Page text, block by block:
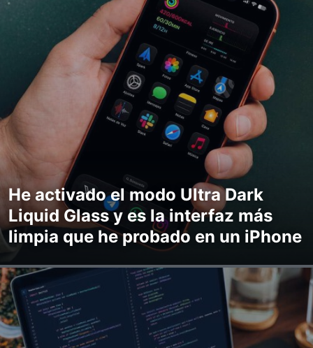
He activado el modo Ultra Dark
Liquid Glass y es la interfaz más
limpia que he probado en un iPhone